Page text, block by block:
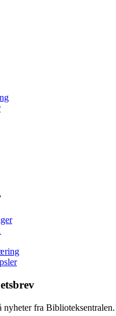
nyheter fra Biblioteksentralen.